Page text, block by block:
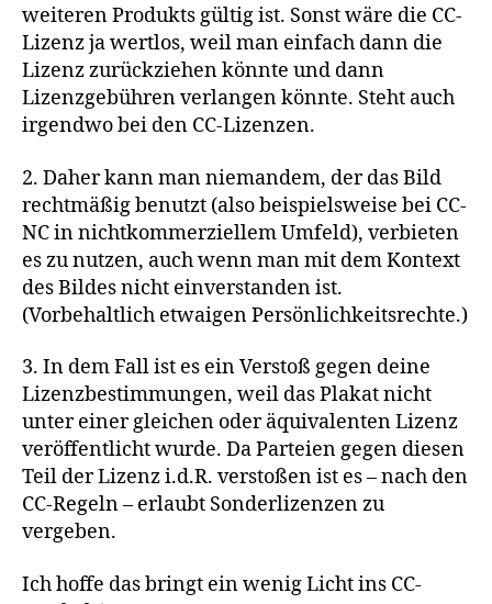
weiteren Produkts gültig ist. Sonst wäre die CC-
Lizenz ja wertlos, weil man einfach dann die
Lizenz zurückziehen könnte und dann
Lizenzgebühren verlangen könnte. Steht auch
irgendwo bei den CC-Lizenzen.
2. Daher kann man niemandem, der das Bild
rechtmäßig benutzt (also beispielsweise bei CC-
NC in nichtkommerziellem Umfeld), verbieten
es zu nutzen, auch wenn man mit dem Kontext
des Bildes nicht einverstanden ist.
(Vorbehaltlich etwaigen Persönlichkeitsrechte.)
3. In dem Fall ist es ein Verstoß gegen deine
Lizenzbestimmungen, weil das Plakat nicht
unter einer gleichen oder äquivalenten Lizenz
veröffentlicht wurde. Da Parteien gegen diesen
Teil der Lizenz i.d.R. verstoßen ist es – nach den
CC-Regeln – erlaubt Sonderlizenzen zu
vergeben.
Ich hoffe das bringt ein wenig Licht ins CC-